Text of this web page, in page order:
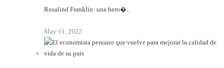
Rosalind Franklin: una hero�..
May 11, 2022